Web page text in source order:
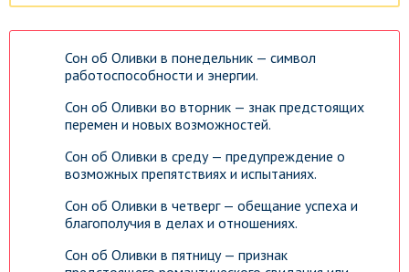
Сон об Оливки в понедельник — символ
работоспособности и энергии.
Сон об Оливки во вторник — знак предстоящих
перемен и новых возможностей.
Сон об Оливки в среду — предупреждение о
возможных препятствиях и испытаниях.
Сон об Оливки в четверг — обещание успеха и
благополучия в делах и отношениях.
Сон об Оливки в пятницу — признак